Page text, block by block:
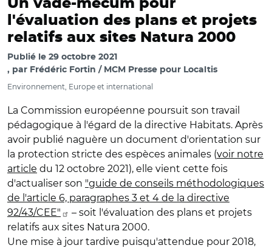
Un vade-mecum pour
l'évaluation des plans et projets
relatifs aux sites Natura 2000
Publié le 29 octobre 2021
par Frédéric Fortin / MCM Presse pour Localtis
Environnement, Europe et international
La Commission européenne poursuit son travail
pédagogique à l'égard de la directive Habitats. Après
avoir publié naguère un document d'orientation sur
la protection stricte des espèces animales (voir notre
article du 12 octobre 2021), elle vient cette fois
d'actualiser son "guide de conseils méthodologiques
de l'article 6, paragraphes 3 et 4 de la directive
92/43/CEE"
– soit l'évaluation des plans et projets
relatifs aux sites Natura 2000.
Une mise à jour tardive puisqu'attendue pour 2018,